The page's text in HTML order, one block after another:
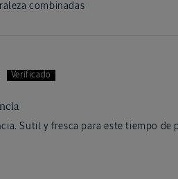
combinadas
Sutil y fresca para este tiempo de